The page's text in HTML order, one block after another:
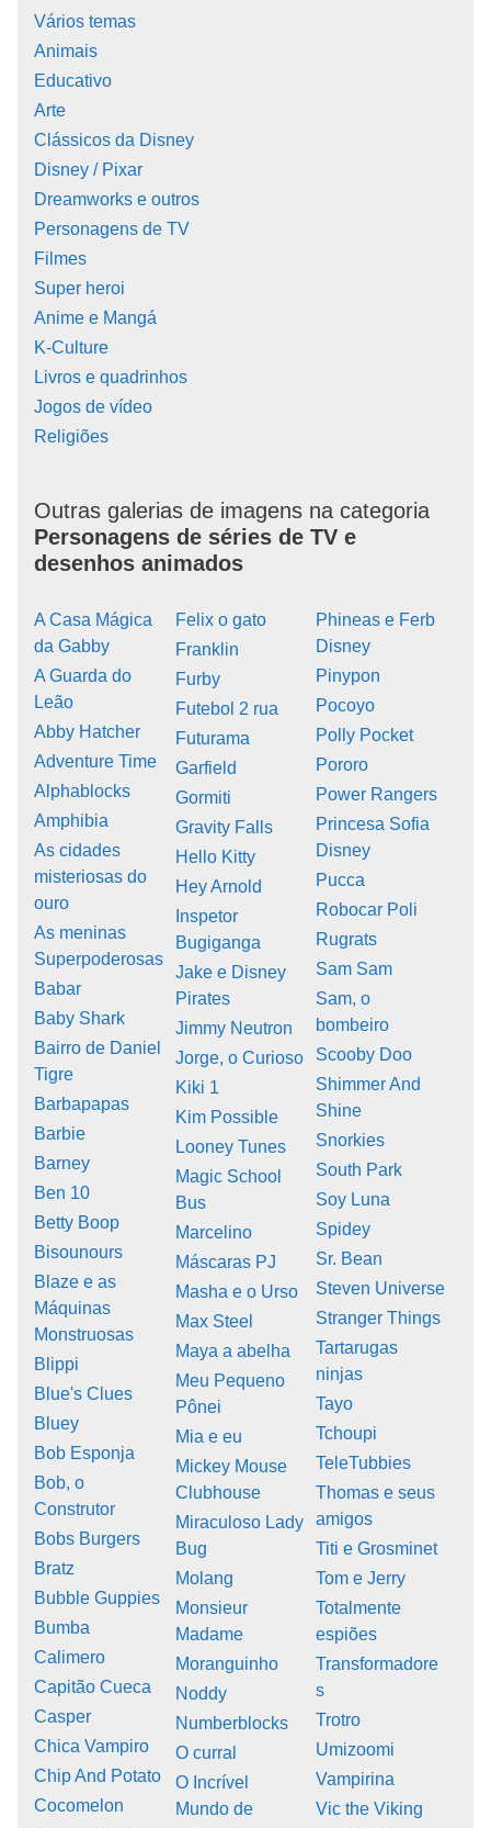
Vários temas
Animais
Educativo
Arte
Clássicos da Disney
Disney / Pixar
Dreamworks e outros
Personagens de TV
Filmes
Super heroi
Anime e Mangá
K-Culture
Livros e quadrinhos
Jogos de vídeo
Religiões
Outras galerias de imagens na categoria
Personagens de séries de TV e
desenhos animados
A Casa Mágica
da Gabby
A Guarda do
Leão
Abby Hatcher
Adventure Time
Alphablocks
Amphibia
As cidades
misteriosas do
ouro
As meninas
Superpoderosas
Babar
Baby Shark
Bairro de Daniel
Tigre
Barbapapas
Barbie
Barney
Ben 10
Betty Boop
Bisounours
Blaze e as
Máquinas
Monstruosas
Blippi
Blue's Clues
Bluey
Bob Esponja
Bob, o
Construtor
Bobs Burgers
Bratz
Bubble Guppies
Bumba
Calimero
Capitão Cueca
Casper
Chica Vampiro
Chip And Potato
Cocomelon
Felix o gato
Franklin
Furby
Futebol 2 rua
Futurama
Garfield
Gormiti
Gravity Falls
Hello Kitty
Hey Arnold
Inspetor
Bugiganga
Jake e Disney
Pirates
Jimmy Neutron
Jorge, o Curioso
Kiki 1
Kim Possible
Looney Tunes
Magic School
Bus
Marcelino
Máscaras PJ
Masha e o Urso
Max Steel
Maya a abelha
Meu Pequeno
Pônei
Mia e eu
Mickey Mouse
Clubhouse
Miraculoso Lady
Bug
Molang
Monsieur
Madame
Moranguinho
Noddy
Numberblocks
O curral
O Incrível
Mundo de
Phineas e Ferb
Disney
Pinypon
Pocoyo
Polly Pocket
Pororo
Power Rangers
Princesa Sofia
Disney
Pucca
Robocar Poli
Rugrats
Sam Sam
Sam, o
bombeiro
Scooby Doo
Shimmer And
Shine
Snorkies
South Park
Soy Luna
Spidey
Sr. Bean
Steven Universe
Stranger Things
Tartarugas
ninjas
Tayo
Tchoupi
TeleTubbies
Thomas e seus
amigos
Titi e Grosminet
Tom e Jerry
Totalmente
espiões
Transformadore
s
Trotro
Umizoomi
Vampirina
Vic the Viking